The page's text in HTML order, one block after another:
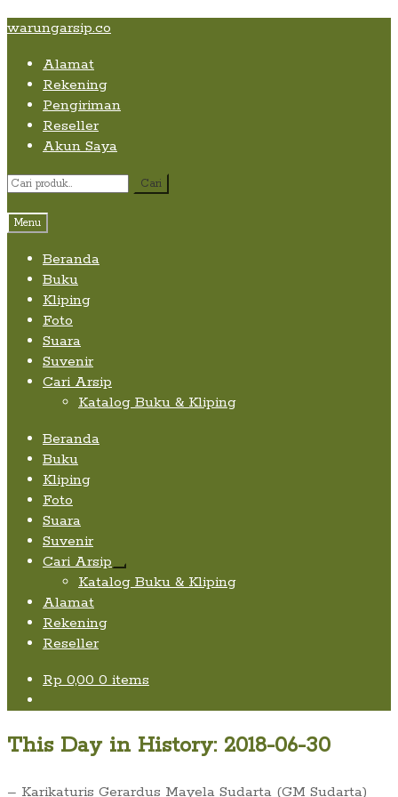
Skip
content
Skip
navigation
Skip
content
warungarsip.co
Alamat
Rekening
Pengiriman
Reseller
Akun Saya
Pencarian
Cari
Menu
Beranda
Buku
Kliping
Foto
Suara
Suvenir
Cari Arsip
Katalog Buku & Kliping
Beranda
Buku
Kliping
Foto
Suara
Suvenir
Cari Arsip
Expand
child
Katalog Buku & Kliping
Alamat
Rekening
Reseller
Rp 0,00 0 items
This Day in History: 2018-06-30
– Karikaturis Gerardus Mayela Sudarta (GM Sudarta)